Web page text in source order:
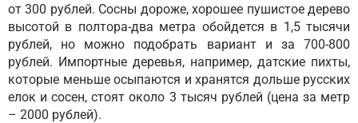
от 300 рублей. Сосны дороже, хорошее пушистое дерево
высотой в полтора-два метра обойдется в 1,5 тысячи
рублей, но можно подобрать вариант и за 700-800
рублей. Импортные деревья, например, датские пихты,
которые меньше осыпаются и хранятся дольше русских
елок и сосен, стоят около 3 тысяч рублей (цена за метр
– 2000 рублей).